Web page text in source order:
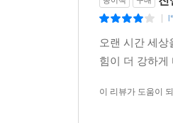
오랜 시간 세
힘이 더 강하
이 리뷰가 도움이